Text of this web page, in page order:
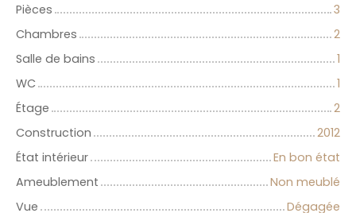
Pièces
3
Chambres
2
Salle de bains
1
WC
1
Étage
2
Construction
2012
État intérieur
En bon état
Ameublement
Non meublé
Vue
Dégagée